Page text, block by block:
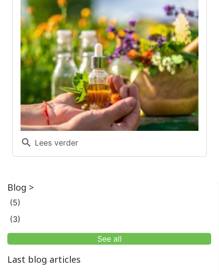
Blog >
(5)
(3)
See all
Last blog articles
search Lees verder